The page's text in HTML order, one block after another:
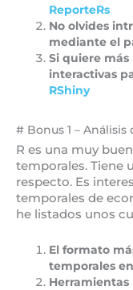
ReporteRs
No olvides
mediante el
Si quiere
interactivas
RShiny
# Bonus 1 –
R es una muy
temporales. Tiene
respecto. Es
temporales de
he listados unos
El formato
temporales
Herramientas